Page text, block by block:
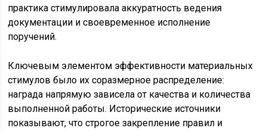
практика стимулировала аккуратность ведения
документации и своевременное исполнение
поручений.
Ключевым элементом эффективности материальных
стимулов было их соразмерное распределение:
награда напрямую зависела от качества и количества
выполненной работы. Исторические источники
показывают, что строгое закрепление правил и